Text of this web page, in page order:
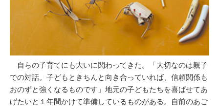
自らの子育てにも大いに関わってきた。「大切なのは親子
での対話。子どもときちんと向き合っていれば、信頼関係も
おのずと強くなるものです」地元の子どもたちを喜ばせてあ
げたいと１年間かけて準備しているものがある。自前のあご